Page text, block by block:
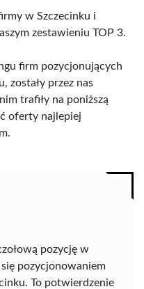
w Szczecinku i
zestawieniu TOP 3.
firm pozycjonujących
zostały przez nas
trafiły na poniższą
oferty najlepiej
pozycję w
pozycjonowaniem
To potwierdzenie